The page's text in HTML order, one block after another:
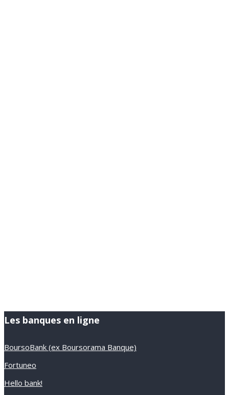
Les banques en ligne
BoursoBank (ex Boursorama Banque)
Fortuneo
Hello bank!